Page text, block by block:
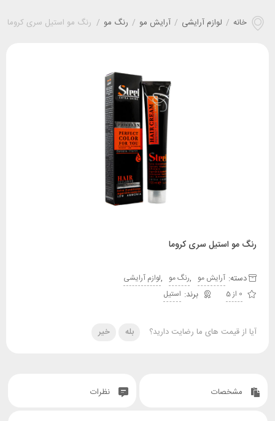
خانه / لوازم آرایشی / آرایش مو / رنگ مو / رنگ مو استیل سری کروما
رنگ مو استیل سری کروما
دسته: آرایش مو ,رنگ مو ,لوازم آرایشی
0 از 5
استیل
آیا از قیمت های ما رضایت دارید؟ بله خیر
مشخصات نظرات